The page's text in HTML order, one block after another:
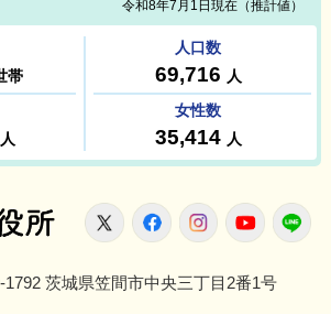
笠間市役所
X FacebookInstagram
1792 茨城県笠間市中央三丁目2番1号